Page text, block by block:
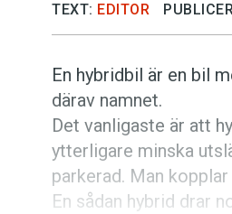
TEXT: EDITOR
En hybridbil är en bil
därav namnet.
Det vanligaste är att
ytterligare minska
parkerad. Man
En sådan hybrid drar